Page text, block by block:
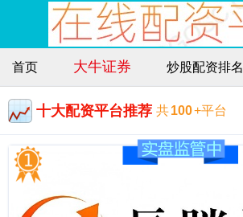
首页 大牛证券 炒股配资排名
十大配资平台推荐 共100+平台